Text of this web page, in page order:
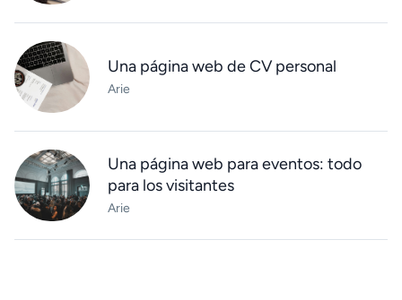
Una página web de CV personal
Arie
Una página web para eventos: todo
para los visitantes
Arie